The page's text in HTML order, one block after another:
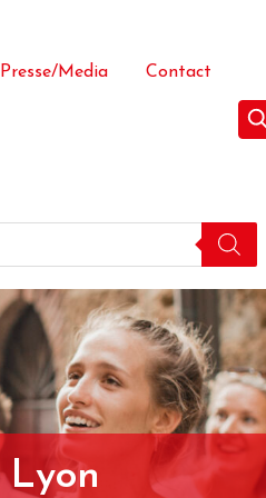
Presse/Media Contact